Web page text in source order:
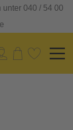
040 / 54 00